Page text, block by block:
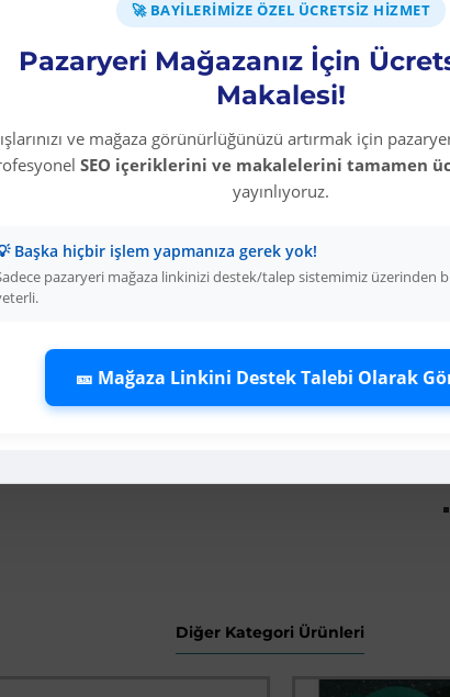
🚀 BAYILERIMIZE ÖZEL ÜCRETSIZ HIZMET
Pazaryeri Mağazanız İçin
Makalesi!
ve mağaza görünürlüğünüzü artırmak için
SEO içeriklerini ve makalelerini tamamen
yayınlıyoruz.
Başka hiçbir işlem yapmanıza gerek yok!
pazaryeri mağaza linkinizi destek/talep sistemimiz üzerinden
🎫 Mağaza Linkini Destek Talebi Olarak
Diğer Kategori Ürünleri